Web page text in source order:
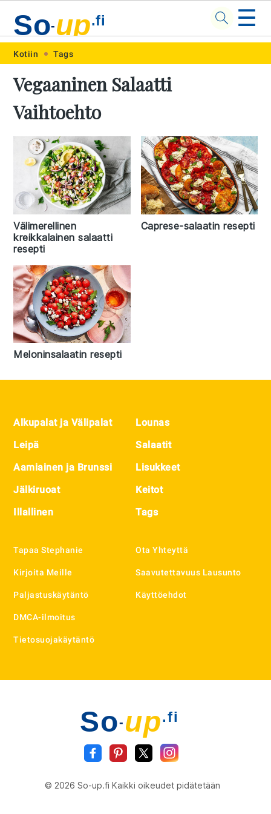
Skip
primary
navigation
Skip
main
content
Skip
primary
sidebar
Skip
footer
So-up.fi ☰
Kotiin Tags
Vegaaninen Salaatti
Vaihtoehto
Välimerellinen
kreikkalainen salaatti
resepti
Caprese-salaatin resepti
Meloninsalaatin resepti
Footer
Alkupalat ja Välipalat
Leipä
Aamiainen ja Brunssi
Jälkiruoat
Illallinen
Lounas
Salaatit
Lisukkeet
Keitot
Tags
Tapaa Stephanie
Kirjoita Meille
Paljastuskäytäntö
DMCA-ilmoitus
Tietosuojakäytäntö
Ota Yhteyttä
Saavutettavuus Lausunto
Käyttöehdot
So- up.fi
© 2026 So-up.fi Kaikki oikeudet pidätetään